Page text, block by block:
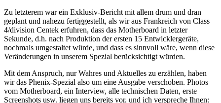
Zu letzterem war ein Exklusiv-Bericht mit allem drum und dran
geplant und nahezu fertiggestellt, als wir aus Frankreich von Class
4/division Centek erfuhren, dass das Motherboard in letzter
Sekunde, d.h. nach Produktion der ersten 15 Entwicklergeräte,
nochmals umgestaltet würde, und dass es sinnvoll wäre, wenn diese
Veränderungen in unserem Spezial berücksichtigt würden.
Mit dem Anspruch, nur Wahres und Aktuelles zu erzählen, haben
wir das Phenix-Spezial also um eine Ausgabe verschoben. Photos
vom Motherboard, ein Interview, alle technischen Daten, erste
Screenshots usw. liegen uns bereits vor, und ich verspreche Ihnen: